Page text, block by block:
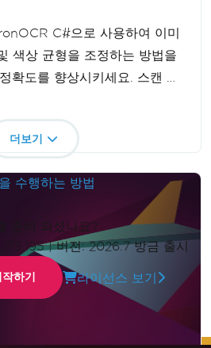
C#으로 사용하여 이미
색상 균형을 조정하는 방법을
확도를 향상시키세요. 스캔 전
트 인식 작업을 최상의 상태
.
더보기
준비 되셨나요?
|버전: 2026.7 방금 출시
하기 라이선스 보기